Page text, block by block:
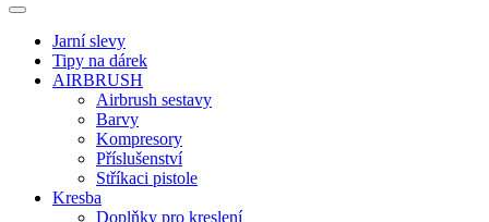
Jarní slevy
Tipy na dárek
AIRBRUSH
Airbrush sestavy
Barvy
Kompresory
Příslušenství
Stříkaci pistole
Kresba
Doplňky pro kreslení